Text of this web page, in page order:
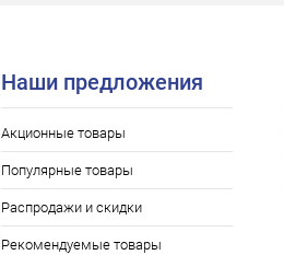
Наши предложения
Акционные товары
Популярные товары
Распродажи и скидки
Рекомендуемые товары